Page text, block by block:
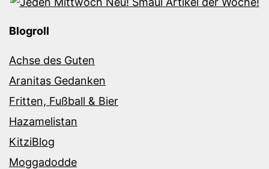
Blogroll
Achse des Guten
Aranitas Gedanken
Fritten, Fußball & Bier
Hazamelistan
KitziBlog
Moggadodde